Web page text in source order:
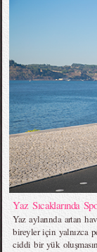
Yaz Sıcaklarında
Yaz aylarında artan
bireyler için yalnızca
ciddi bir yük